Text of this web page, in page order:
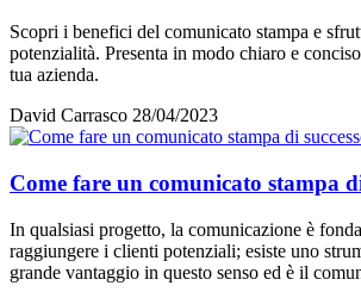
Scopri i benefici del comunicato stampa e
potenzialità. Presenta in modo chiaro e
tua azienda.
David Carrasco 28/04/2023
Come fare un comunicato stampa di
In qualsiasi progetto, la comunicazione è
raggiungere i clienti potenziali; esiste uno
grande vantaggio in questo senso ed è il